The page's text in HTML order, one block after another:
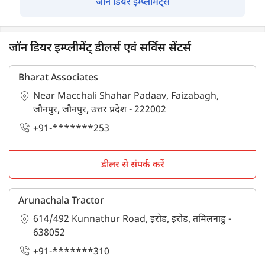
जॉन डियर इम्प्लीमेंट्स
जॉन डियर इम्प्लीमेंट् डीलर्स एवं सर्विस सेंटर्स
Bharat Associates
Near Macchali Shahar Padaav, Faizabagh,
जौनपुर, जौनपुर, उत्तर प्रदेश - 222002
+91-*******253
डीलर से संपर्क करें
Arunachala Tractor
614/492 Kunnathur Road, इरोड, इरोड, तमिलनाडु -
638052
+91-*******310